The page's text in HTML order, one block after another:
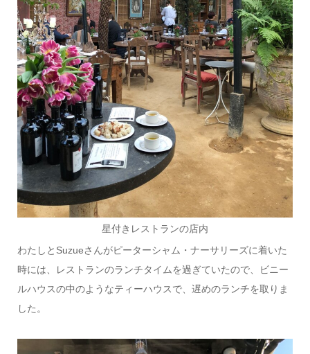
星付きレストランの店内
わたしとSuzueさんがピーターシャム・ナーサリーズに着いた
時には、レストランのランチタイムを過ぎていたので、ビニー
ルハウスの中のようなティーハウスで、遅めのランチを取りま
した。